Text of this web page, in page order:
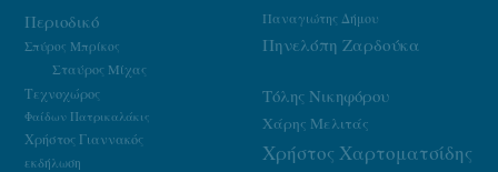
Παναγιώτης Δήμου
Περιοδικό
Πηνελόπη Ζαρδούκα
Σπύρος Μπρίκος
Σταύρος Μίχας
Τεχνοχώρος
Τόλης Νικηφόρου
Φαίδων Πατρικαλάκις Χάρης Μελιτάς
Χρήστος Γιαννακός
Χρήστος Χαρτοματσίδης
εκδήλωση